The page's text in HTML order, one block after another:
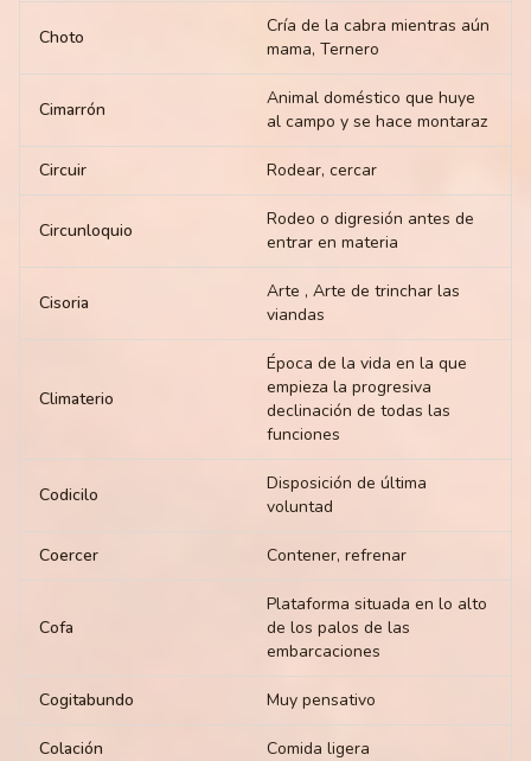
Choto
Cría de la cabra mientras aún
mama, Ternero
Cimarrón
Animal doméstico que huye
al campo y se hace montaraz
Circuir Rodear, cercar
Circunloquio
Rodeo o digresión antes de
entrar en materia
Cisoria
Arte , Arte de trinchar las
viandas
Climaterio
Época de la vida en la que
empieza la progresiva
declinación de todas las
funciones
Codicilo
Disposición de última
voluntad
Coercer Contener, refrenar
Cofa
Plataforma situada en lo alto
de los palos de las
embarcaciones
Cogitabundo Muy pensativo
Colación Comida ligera